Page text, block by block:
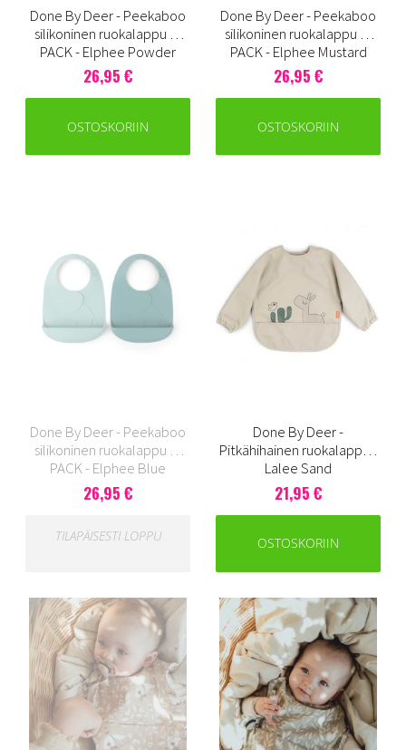
Done By Deer - Peekaboo
silikoninen ruokalappu 2-
PACK - Elphee Powder
26,95 €
OSTOSKORIIN
Done By Deer - Peekaboo
silikoninen ruokalappu 2-
PACK - Elphee Mustard
26,95 €
OSTOSKORIIN
Done By Deer - Peekaboo
silikoninen ruokalappu 2-
PACK - Elphee Blue
26,95 €
TILAPÄISESTI LOPPU
Done By Deer -
Pitkähihainen ruokalappu -
Lalee Sand
21,95 €
OSTOSKORIIN